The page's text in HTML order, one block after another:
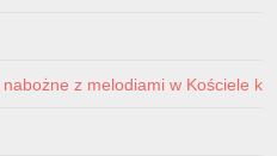
z melodiami w Kościele